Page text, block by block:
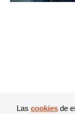
Las cookiesde